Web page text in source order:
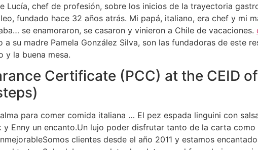
Lucía, chef de profesión, sobre los inicios de la trayectoria
fundado hace 32 años atrás. Mi papá, italiano, era chef y mi
se enamoraron, se casaron y vinieron a Chile de vacaciones.
a su madre Pamela González Silva, son las fundadoras de este
y la buena mesa.
Certificate (PCC) at the CEID
para comer comida italiana … El pez espada linguini con
y Enny un encanto.Un lujo poder disfrutar tanto de la carta
clientes desde el año 2011 y estamos